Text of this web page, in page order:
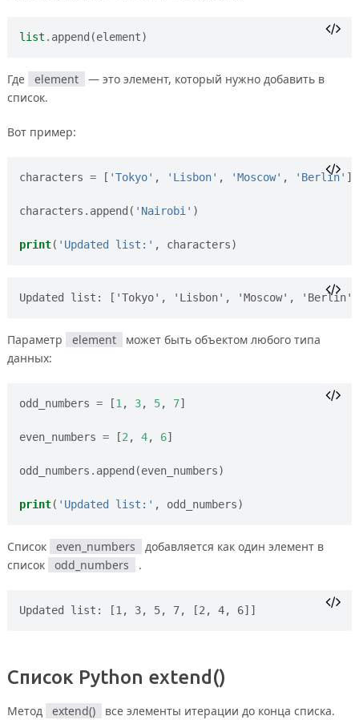
list . append (element)
Где element
— это элемент, который нужно добавить в
список.
Вот пример:
characters = [ 'Tokyo' , 'Lisbon' , 'Moscow' , 'Berlin' ]
characters . append ( 'Nairobi' )
print( 'Updated list:' , characters)
Параметр element
может быть объектом любого типа
данных:
odd_numbers = [1 , 3, 5, 7]
even_numbers = [2 , 4, 6]
odd_numbers . append (even_numbers)
print( 'Updated list:' , odd_numbers)
Список even_numbers
добавляется как один элемент в
список
odd_numbers .
Список Python extend()
Метод extend() все элементы итерации до конца списка.